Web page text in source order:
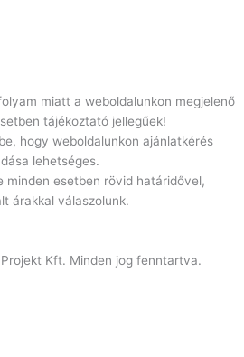
miatt a weboldalunkon megjelenő
tájékoztató jellegűek!
hogy weboldalunkon ajánlatkérés
lehetséges.
minden esetben rövid határidővel,
árakkal válaszolunk.
Kft. Minden jog fenntartva.